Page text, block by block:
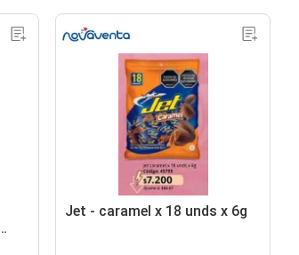
Jet - caramel x 18 unds x 6g